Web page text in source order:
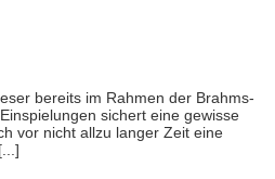
bereits im Rahmen der Brahms-
sichert eine gewisse
vor nicht allzu langer Zeit eine